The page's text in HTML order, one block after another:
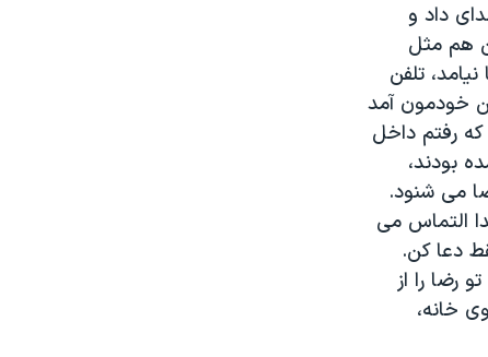
داد و
هم مثل
تلفن
ام با ماشین خودمون آمد
که رفتم داخل
بودند،
می شنود.
التماس می
دعا کن.
رضا را از
خانه،